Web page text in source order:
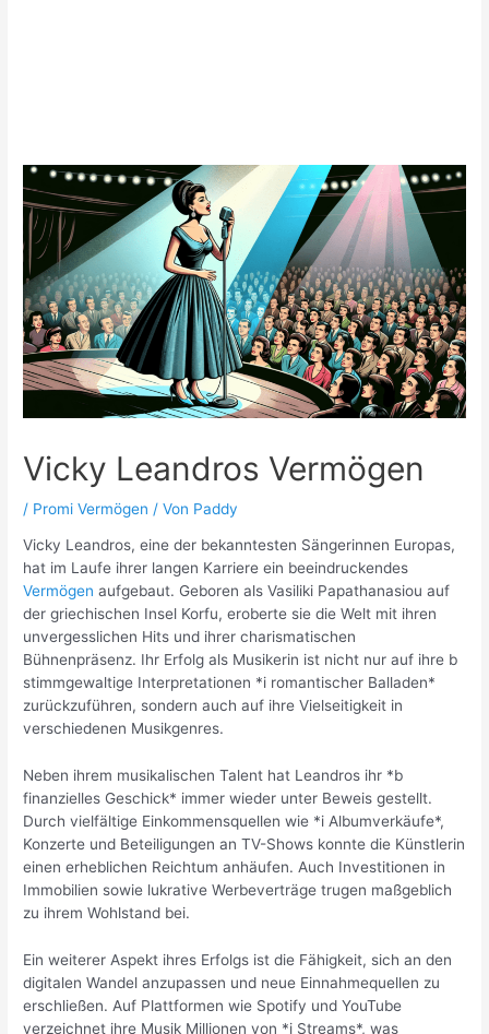
Vicky Leandros Vermögen
/ Promi Vermögen / Von Paddy
Vicky Leandros, eine der bekanntesten Sängerinnen Europas,
hat im Laufe ihrer langen Karriere ein beeindruckendes
Vermögen aufgebaut. Geboren als Vasiliki Papathanasiou auf
der griechischen Insel Korfu, eroberte sie die Welt mit ihren
unvergesslichen Hits und ihrer charismatischen
Bühnenpräsenz. Ihr Erfolg als Musikerin ist nicht nur auf ihre b
stimmgewaltige Interpretationen *i romantischer Balladen*
zurückzuführen, sondern auch auf ihre Vielseitigkeit in
verschiedenen Musikgenres.
Neben ihrem musikalischen Talent hat Leandros ihr *b
finanzielles Geschick* immer wieder unter Beweis gestellt.
Durch vielfältige Einkommensquellen wie *i Albumverkäufe*,
Konzerte und Beteiligungen an TV-Shows konnte die Künstlerin
einen erheblichen Reichtum anhäufen. Auch Investitionen in
Immobilien sowie lukrative Werbeverträge trugen maßgeblich
zu ihrem Wohlstand bei.
Ein weiterer Aspekt ihres Erfolgs ist die Fähigkeit, sich an den
digitalen Wandel anzupassen und neue Einnahmequellen zu
erschließen. Auf Plattformen wie Spotify und YouTube
verzeichnet ihre Musik Millionen von *i Streams*, was